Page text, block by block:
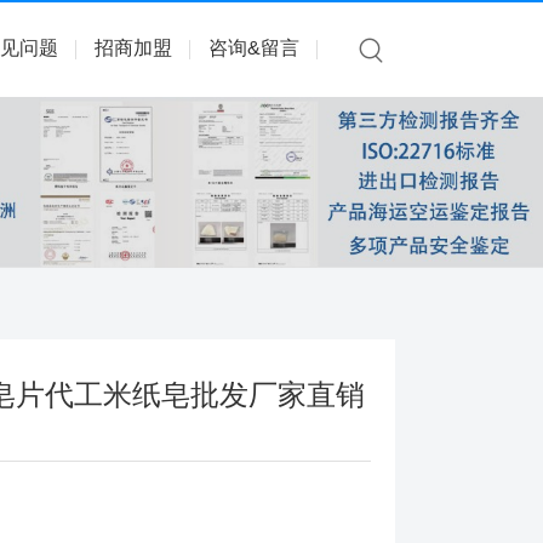
问题 招商加盟 咨询&留言
片代工米纸皂批发厂家直销